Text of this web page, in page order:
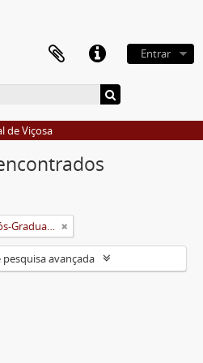
Entrar
de Viçosa
Pró-Reitoria de Pesquisa e Pós-Graduação
pesquisa avançada